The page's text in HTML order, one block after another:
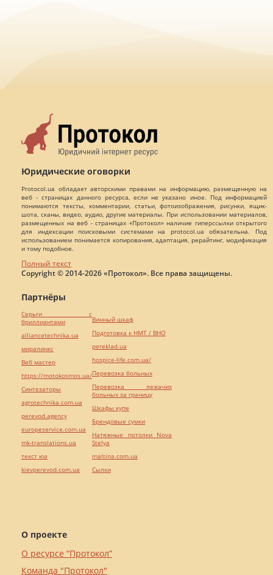
Юридические оговорки
Protocol.ua обладает авторскими правами на информацию, размещенную на
веб - страницах данного ресурса, если не указано иное. Под информацией
понимаются тексты, комментарии, статьи, фотоизображения, рисунки, ящик-
шота, сканы, видео, аудио, другие материалы. При использовании материалов,
размещенных на веб - страницах «Протокол» наличие гиперссылки открытого
для индексации поисковыми системами на protocol.ua обязательна. Под
использованием понимается копирования, адаптация, рерайтинг, модификация
и тому подобное.
Полный текст
Copyright © 2014-2026 «Протокол». Все права защищены.
О проекте
О ресурсе “Протокол”
Команда "Протокол"
Партнёры
Серьги с
бриллиантами
alliancetechnika.ua
миралинкс
Веб мастер
https://motokosmos.ua/
Синтезаторы
agrotechnika.com.ua
perevod.agency
europeservice.com.ua
mk-translations.ua
текст юа
kievperevod.com.ua
Винный шкаф
Подготовка к НМТ / ВНО
pereklad.ua
hospice-life.com.ua/
Перевозка больных
Перевозка лежачих
больных за границу
Шкафы купе
Брендовые сумки
Натяжные потолки Nova
Stelya
maltina.com.ua
Cылки